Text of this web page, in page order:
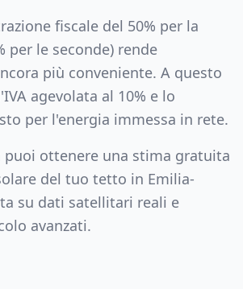
fiscale del 50% per la
per le seconde) rende
più conveniente. A questo
agevolata al 10% e lo
per l'energia immessa in rete.
puoi ottenere una stima gratuita
del tuo tetto in Emilia-
su dati satellitari reali e
avanzati.